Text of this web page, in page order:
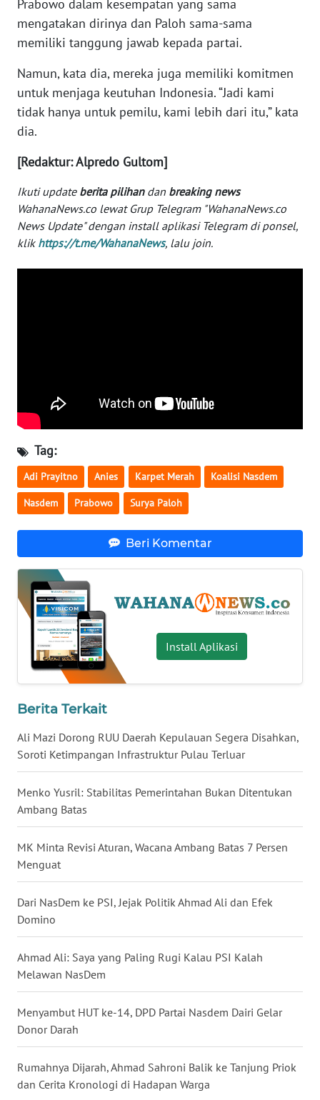
Prabowo dalam kesempatan yang sama
mengatakan dirinya dan Paloh sama-sama
memiliki tanggung jawab kepada partai.
Namun, kata dia, mereka juga memiliki komitmen
untuk menjaga keutuhan Indonesia. “Jadi kami
tidak hanya untuk pemilu, kami lebih dari itu,” kata
dia.
[Redaktur: Alpredo Gultom]
Ikuti update berita pilihandan breaking news
WahanaNews.co lewat Grup Telegram "WahanaNews.co
News Update" dengan install aplikasi Telegram di ponsel,
klik https://t.me/WahanaNews, lalu join.
Tag:
Adi Prayitno Anies Karpet Merah Koalisi Nasdem
Nasdem Prabowo Surya Paloh
Beri Komentar
Install Aplikasi
Berita Terkait
Ali Mazi Dorong RUU Daerah Kepulauan Segera Disahkan,
Soroti Ketimpangan Infrastruktur Pulau Terluar
Menko Yusril: Stabilitas Pemerintahan Bukan Ditentukan
Ambang Batas
MK Minta Revisi Aturan, Wacana Ambang Batas 7 Persen
Menguat
Dari NasDem ke PSI, Jejak Politik Ahmad Ali dan Efek
Domino
Ahmad Ali: Saya yang Paling Rugi Kalau PSI Kalah
Melawan NasDem
Menyambut HUT ke-14, DPD Partai Nasdem Dairi Gelar
Donor Darah
Rumahnya Dijarah, Ahmad Sahroni Balik ke Tanjung Priok
dan Cerita Kronologi di Hadapan Warga
WN
BABEL
WN
SUMBAR
BENGKULU
WN
LAMPUNG
JOGJA
WN
JATIM
WN
BALI
WN
KALTENG
WN
KALTARA
WN
WN
KALTIM
WN
SULSEL
WN
GORONTALO
WN
SULUT
WN
WN
WN
DAIRI